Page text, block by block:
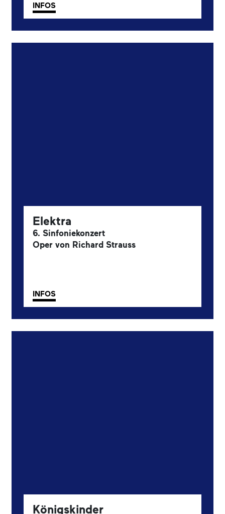
INFOS
Elektra
6. Sinfoniekonzert
Oper von Richard Strauss
INFOS
Königskinder